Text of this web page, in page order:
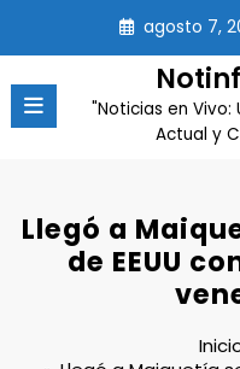
contenido
agosto 7,
"Noticias en Vivo:
Actual y
Llegó a
de EEUU